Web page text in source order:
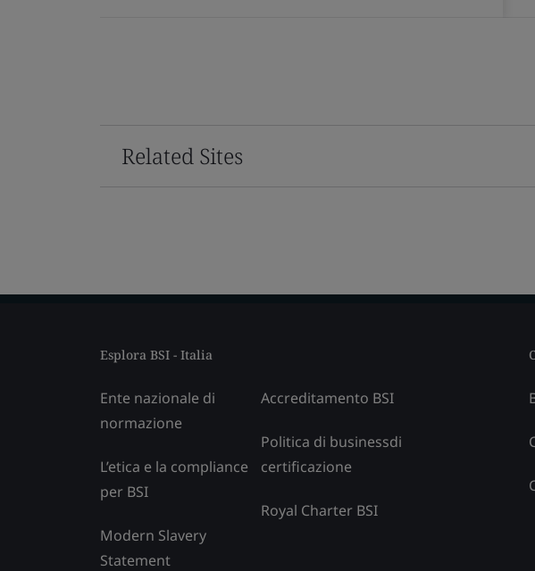
Related Sites
Esplora BSI - Italia
Ente nazionale di
normazione
L’etica e la compliance
per BSI
Modern Slavery
Statement
Accreditamento BSI
Politica di businessdi
certificazione
Royal Charter BSI